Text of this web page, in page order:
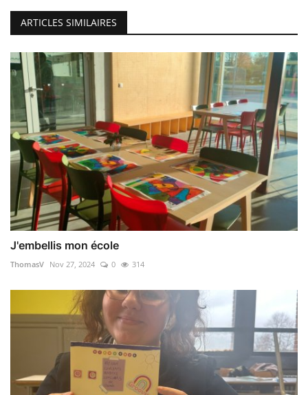
ARTICLES SIMILAIRES
J'embellis mon école
ThomasV Nov 27, 2024 0 314